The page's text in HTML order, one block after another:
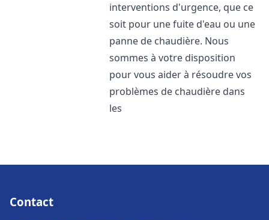
interventions d'urgence, que ce
soit pour une fuite d'eau ou une
panne de chaudière. Nous
sommes à votre disposition
pour vous aider à résoudre vos
problèmes de chaudière dans
les
Contact